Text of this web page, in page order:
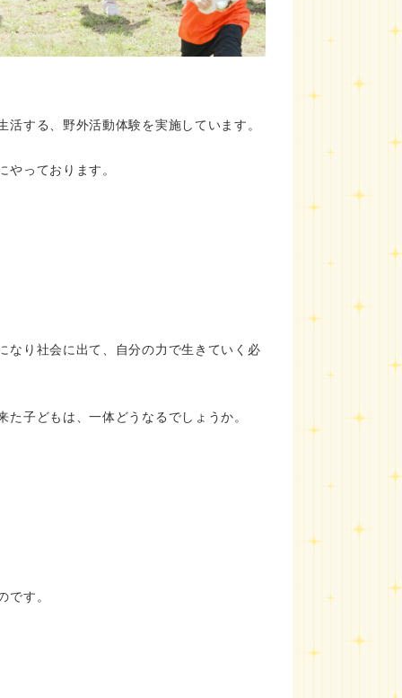
する、野外活動体験を実施しています。
っております。
なり社会に出て、自分の力で生きていく必
子どもは、一体どうなるでしょうか。
です。